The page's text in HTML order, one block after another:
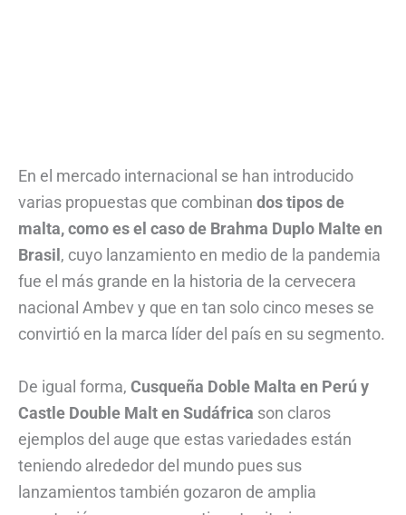
En el mercado internacional se han introducido
varias propuestas que combinan dos tipos de
malta, como es el caso de Brahma Duplo Malte en
Brasil , cuyo lanzamiento en medio de la pandemia
fue el más grande en la historia de la cervecera
nacional Ambev y que en tan solo cinco meses se
convirtió en la marca líder del país en su segmento.
De igual forma, Cusqueña Doble Malta en Perú y
Castle Double Malt en Sudáfrica son claros
ejemplos del auge que estas variedades están
teniendo alrededor del mundo pues sus
lanzamientos también gozaron de amplia